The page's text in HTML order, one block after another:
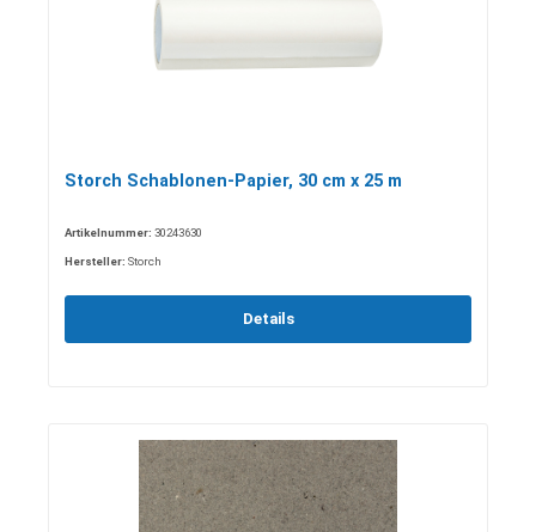
Storch Schablonen-Papier, 30 cm x 25 m
Artikelnummer: 30243630
Hersteller: Storch
Details